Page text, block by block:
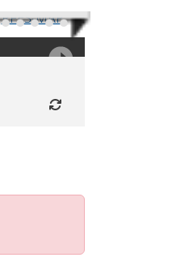
RFES-MAP
重新取得佈景設定